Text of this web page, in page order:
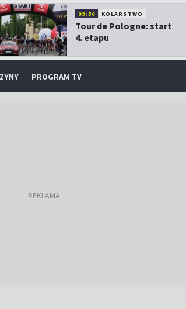
09:50 KOLARSTWO
Tour de Pologne: start
4. etapu
PROGRAM TV